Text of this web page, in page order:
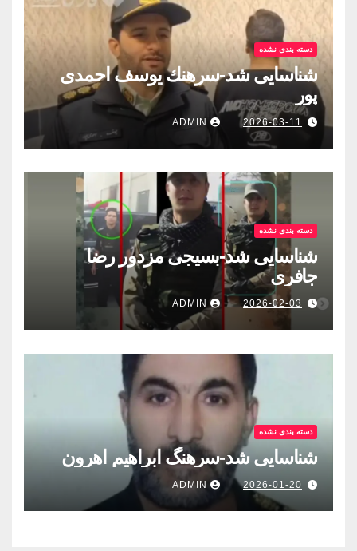
دسته بندی نشده
شناسایی شد-سرهنك يوسف احمدى
پور
2026-03-11
ADMIN
دسته بندی نشده
شناسایی شد-بسيجى مزدور رضا
جافری
2026-02-03
ADMIN
دسته بندی نشده
شناسایی شد-سرهنگ ابراهیم اهرون
2026-01-20
ADMIN